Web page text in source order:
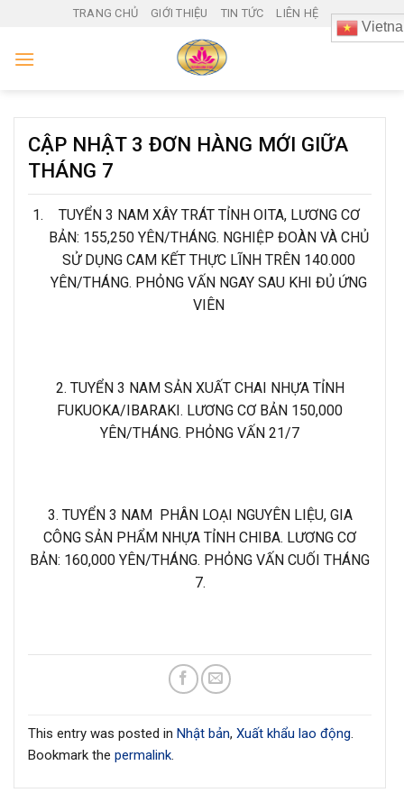
content
TRANG CHỦ GIỚI THIỆU TIN TỨC LIÊN HỆ
CẬP NHẬT 3 ĐƠN HÀNG MỚI GIỮA
THÁNG 7
TUYỂN 3 NAM XÂY TRÁT TỈNH OITA, LƯƠNG CƠ
BẢN: 155,250 YÊN/THÁNG. NGHIỆP ĐOÀN VÀ CHỦ
SỬ DỤNG CAM KẾT THỰC LĨNH TRÊN 140.000
YÊN/THÁNG. PHỎNG VẤN NGAY SAU KHI ĐỦ ỨNG
VIÊN
2. TUYỂN 3 NAM SẢN XUẤT CHAI NHỰA TỈNH
FUKUOKA/IBARAKI. LƯƠNG CƠ BẢN 150,000
YÊN/THÁNG. PHỎNG VẤN 21/7
3. TUYỂN 3 NAM PHÂN LOẠI NGUYÊN LIỆU, GIA
CÔNG SẢN PHẨM NHỰA TỈNH CHIBA. LƯƠNG CƠ
BẢN: 160,000 YÊN/THÁNG. PHỎNG VẤN CUỐI THÁNG
7.
This entry was posted in Nhật bản, Xuất khẩu lao động.
Bookmark the permalink.